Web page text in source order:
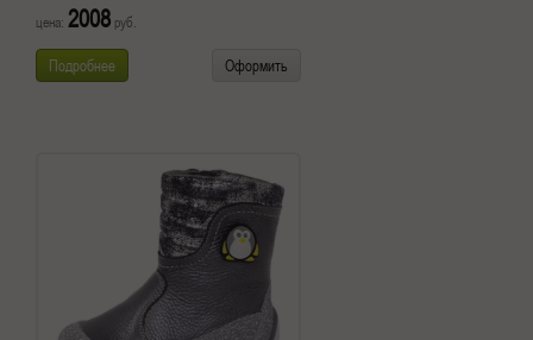
цена: 2008 руб.
Подробнее Оформить